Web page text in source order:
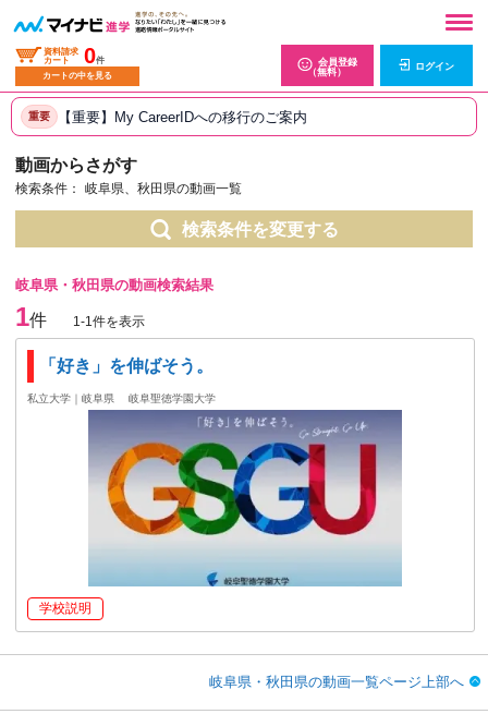
資料請求
カート
0件
カートの中を見る
会員登録
（無料）
ログイン
重要 【重要】My CareerIDへの移行のご案内
動画からさがす
検索条件： 岐阜県、秋田県の動画一覧
検索条件を変更する
岐阜県・秋田県の動画検索結果
1件 1-1件を表示
「好き」を伸ばそう。
私立大学｜岐阜県 岐阜聖徳学園大学
学校説明
岐阜県・秋田県の動画一覧ページ上部へ